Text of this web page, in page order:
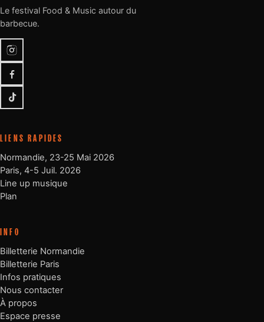
Le festival Food & Music autour du
barbecue.
Instagram
Facebook
TikTok
LIENS RAPIDES
Normandie, 23-25 Mai 2026
Paris, 4-5 Juil. 2026
Line up musique
Plan
INFO
Billetterie Normandie
Billetterie Paris
Infos pratiques
Nous contacter
À propos
Espace presse